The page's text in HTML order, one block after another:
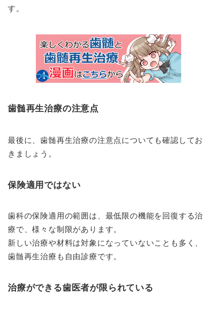
す。
歯髄再生治療の注意点
最後に、歯髄再生治療の注意点についても確認してお
きましょう。
保険適用ではない
歯科の保険適用の範囲は、最低限の機能を回復する治
療で、様々な制限があります。
新しい治療や材料は対象になっていないことも多く、
歯髄再生治療も自由診療です。
治療ができる歯医者が限られている